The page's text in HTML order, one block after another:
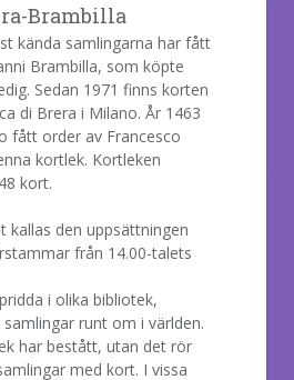
Brambilla
kända samlingarna har fått
Brambilla, som köpte
Sedan 1971 finns korten
di Brera i Milano. År 1463
fått order av Francesco
kortlek. Kortleken
kort.
kallas den uppsättningen
från 14.00-talets
i olika bibliotek,
runt om i världen.
har bestått, utan det rör
med kort. I vissa